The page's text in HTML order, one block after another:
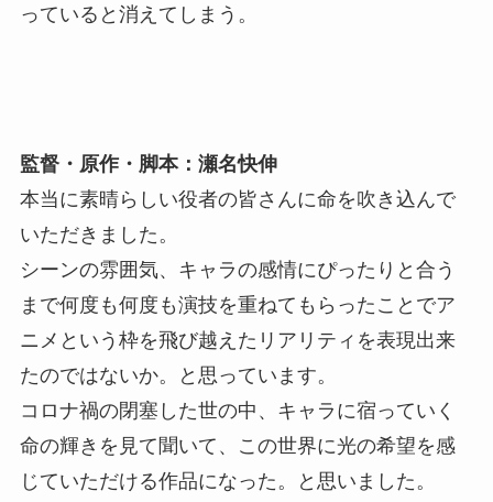
っていると消えてしまう。
監督・原作・脚本：瀬名快伸
本当に素晴らしい役者の皆さんに命を吹き込んで
いただきました。
シーンの雰囲気、キャラの感情にぴったりと合う
まで何度も何度も演技を重ねてもらったことでア
ニメという枠を飛び越えたリアリティを表現出来
たのではないか。と思っています。
コロナ禍の閉塞した世の中、キャラに宿っていく
命の輝きを見て聞いて、この世界に光の希望を感
じていただける作品になった。と思いました。